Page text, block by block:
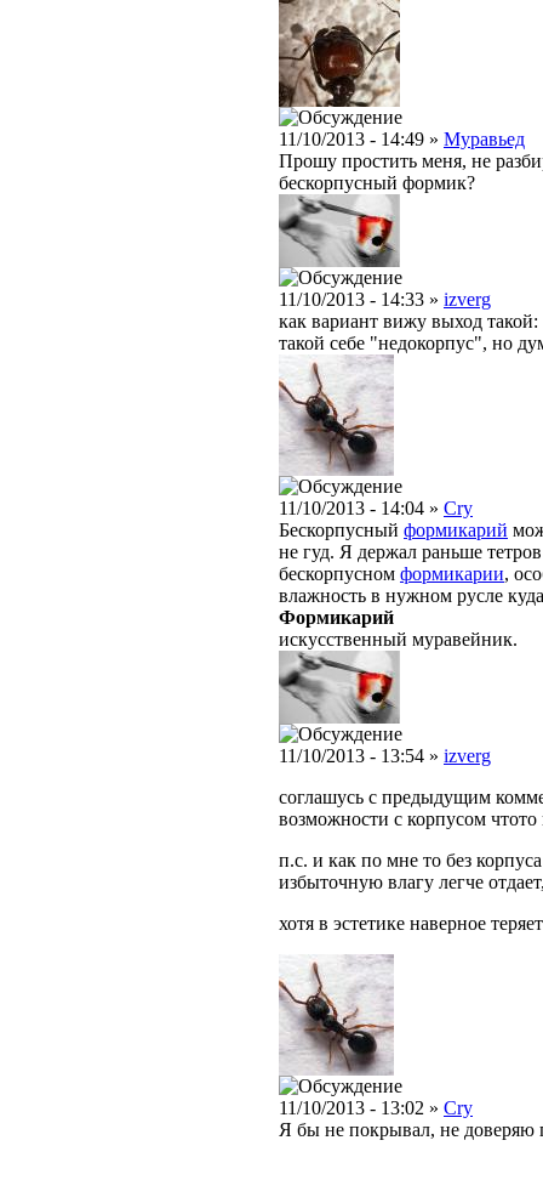
11/10/2013 - 14:49 » Муравьед
Прошу простить меня, не
бескорпусный формик?
11/10/2013 - 14:33 » izverg
как вариант вижу выход
такой себе "недокорпус", но
11/10/2013 - 14:04 » Cry
Бескорпусный формикарий
не гуд. Я держал раньше
бескорпусном формикарии,
влажность в нужном русле
Формикарий
искусственный муравейник.
11/10/2013 - 13:54 » izverg
соглашусь с предыдущим
возможности с корпусом чтото
п.с. и как по мне то без
избыточную влагу легче
хотя в эстетике наверное
11/10/2013 - 13:02 » Cry
Я бы не покрывал, не доверяю